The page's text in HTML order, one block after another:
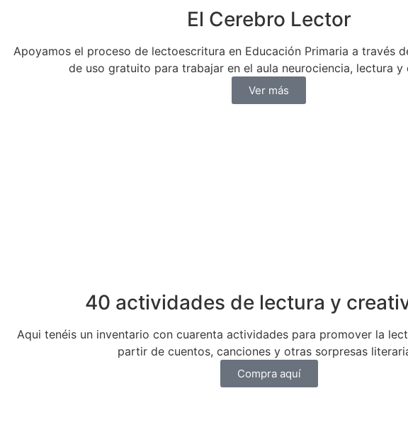
El Cerebro Lector
Apoyamos el proceso de lectoescritura en Educación Primaria a través
de uso gratuito para trabajar en el aula neurociencia, lectura y
Ver más
40 actividades de lectura y
Aqui tenéis un inventario con cuarenta actividades para promover la
partir de cuentos, canciones y otras sorpresas
Compra aquí